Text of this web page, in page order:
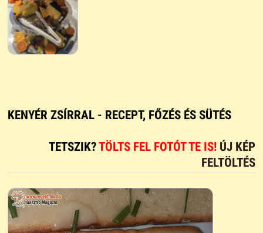
KENYÉR ZSÍRRAL - RECEPT, FŐZÉS ÉS SÜTÉS
TETSZIK?TÖLTS FEL FOTÓT TE IS! ÚJ KÉP
FELTÖLTÉS